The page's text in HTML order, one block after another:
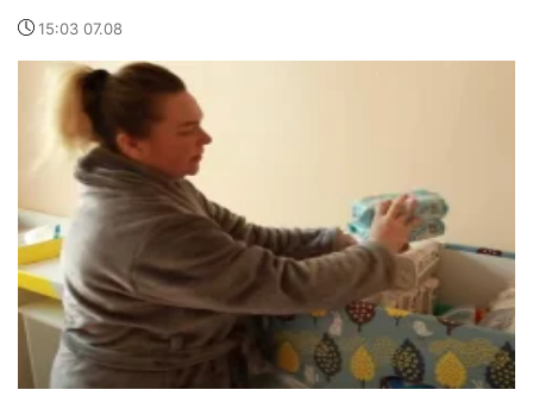
15:03 07.08